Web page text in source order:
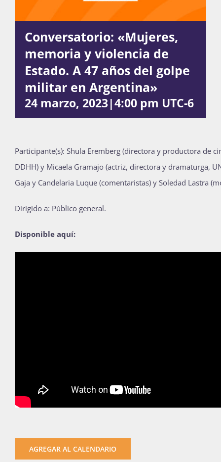
Actividades
La Boletina
Blog
Recursos
Conversatorio: «Mujeres,
memoria y violencia de
Estado. A 47 años del golpe
militar en Argentina»
24 marzo, 2023|4:00 pm UTC-6
Participante(s): Shula Eremberg (directora y productora de
DDHH) y Micaela Gramajo (actriz, directora y dramaturga,
Gaja y Candelaria Luque (comentaristas) y Soledad Lastra
Dirigido a: Público general.
Disponible aquí:
AGREGAR AL CALENDARIO